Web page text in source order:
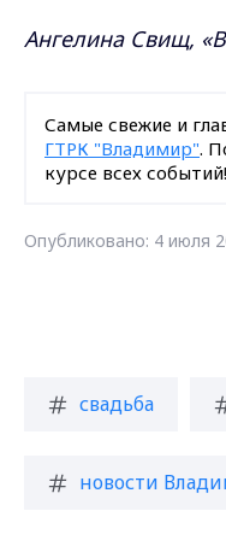
Ангелина Свищ,
Самые свежие и
ГТРК "Владимир".
курсе всех событий!
Опубликовано: 4 июля
свадьба
новости